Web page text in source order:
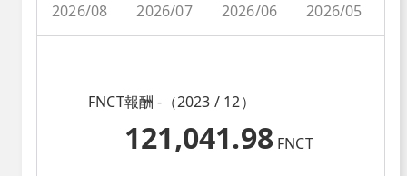
2026/08 2026/07 2026/06 2026/05
FNCT報酬 -（2023 / 12）
121,041.98 FNCT